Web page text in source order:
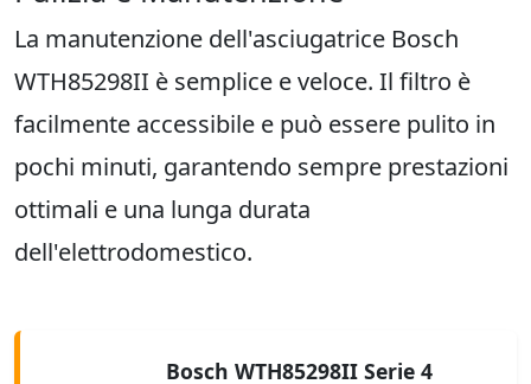
La manutenzione dell'asciugatrice Bosch
WTH85298II è semplice e veloce. Il filtro è
facilmente accessibile e può essere pulito in
pochi minuti, garantendo sempre prestazioni
ottimali e una lunga durata
dell'elettrodomestico.
Bosch WTH85298II Serie 4